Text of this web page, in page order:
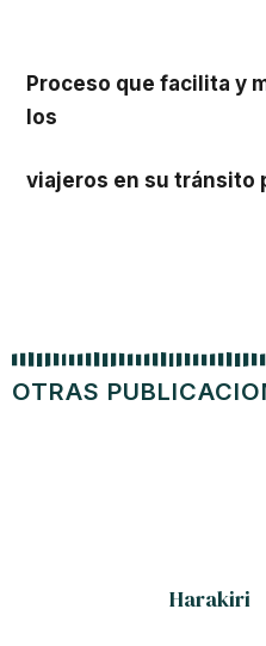
Proceso que facilita y
los
viajeros en su tránsito
OTRAS
Harakiri